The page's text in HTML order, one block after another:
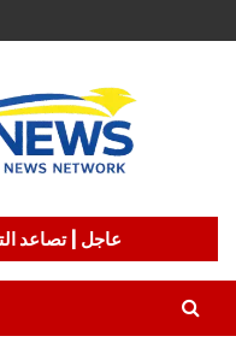
عاجل | تصاعد